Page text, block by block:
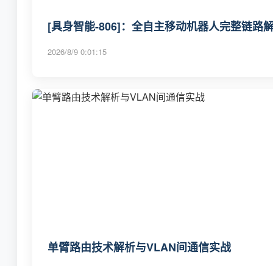
[具身智能-806]：全自主移动机器人完整链路
2026/8/9 0:01:15
单臂路由技术解析与VLAN间通信实战